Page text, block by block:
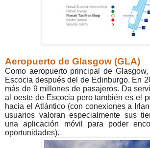
Aeropuerto de Glasgow (GLA)
Como aeropuerto principal de
Escocia después del de Edinburgo. En
más de 9 millones de pasajeros. Da
al oeste de Escocia pero también es el
hacia el Atlántico (con conexiones a
usuarios valoran especialmente sus
una aplicación móvil para poder
oportunidades).